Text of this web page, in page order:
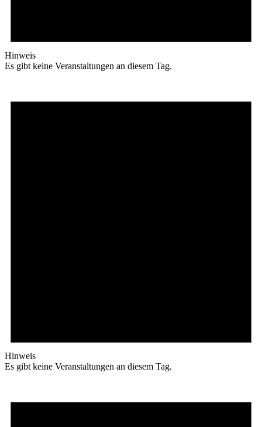
Hinweis
Es gibt keine Veranstaltungen an diesem Tag.
Hinweis
Es gibt keine Veranstaltungen an diesem Tag.